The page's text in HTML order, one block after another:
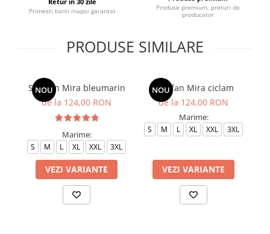
Primesti banii inapoi garantat
Produse premium, preturi de
producator
PRODUSE SIMILARE
NOU
Sarafan Mira bleumarin
de la 124,00 RON
Marime:
S M L XL XXL 3XL
VEZI VARIANTE
NOU
Sarafan Mira ciclam
de la 124,00 RON
Marime:
S M L XL XXL 3XL
VEZI VARIANTE